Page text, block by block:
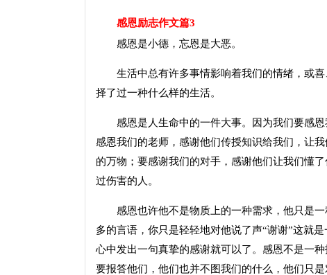
感恩励志作文篇3
感恩是小德，忘恩是大恶。
生活中总有许多事情影响着我们的情绪，或喜
择了过一种什么样的生活。
感恩是人生命中的一件大事。因为我们要感恩
感恩我们的老师，感谢他们传授知识给我们，让
的万物；要感谢我们的对手，感谢他们让我们懂
过伤害的人。
感恩也许他不是物质上的一种需求，他只是一
多的言语，你只是轻轻地对他说了声“谢谢”这就
心中发出一句真挚的感谢就可以了。感恩不是一
要报答他们，他们也并不图我们的什么，他们只